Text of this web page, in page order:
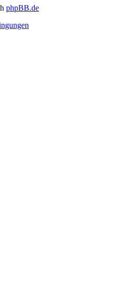
phpBB.de